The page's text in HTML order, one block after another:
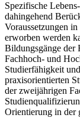
Spezifische
dahingehend
Voraussetzungen
erworben werden
Bildungsgänge der
Fachhoch- und
Studierfähigkeit
praxisorientierten
der zweijährigen
Orientierung in der